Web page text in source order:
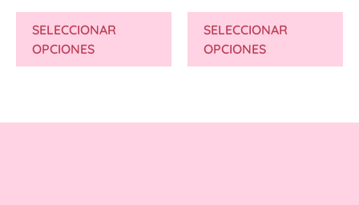
SELECCIONAR
OPCIONES
SELECCIONAR
OPCIONES